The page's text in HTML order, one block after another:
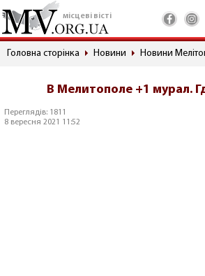
місцеві вісті
Головна сторінка Новини Новини
В Мелитополе +1 мурал.
Переглядів: 1811
8 вересня 2021 11:52